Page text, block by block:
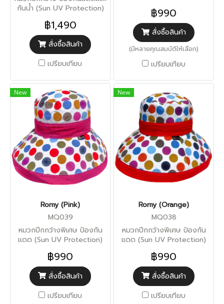
กันน้ำ (Sun UV Protection)
฿1,490
สั่งซื้อสินค้า
เปรียบเทียบ
฿990
สั่งซื้อสินค้า
(มีหลายคุณสมบัติให้เลือก)
เปรียบเทียบ
New
Romy (Pink)
MQ039
หมวกปีกกว้างพิเศษ ป้องกัน
แดด (Sun UV Protection)
฿990
สั่งซื้อสินค้า
เปรียบเทียบ
New
Romy (Orange)
MQ038
หมวกปีกกว้างพิเศษ ป้องกัน
แดด (Sun UV Protection)
฿990
สั่งซื้อสินค้า
เปรียบเทียบ